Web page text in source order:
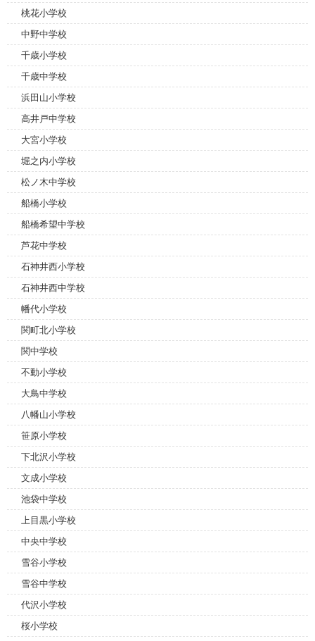
桃花小学校
中野中学校
千歳小学校
千歳中学校
浜田山小学校
高井戸中学校
大宮小学校
堀之内小学校
松ノ木中学校
船橋小学校
船橋希望中学校
芦花中学校
石神井西小学校
石神井西中学校
幡代小学校
関町北小学校
関中学校
不動小学校
大鳥中学校
八幡山小学校
笹原小学校
下北沢小学校
文成小学校
池袋中学校
上目黒小学校
中央中学校
雪谷小学校
雪谷中学校
代沢小学校
桜小学校